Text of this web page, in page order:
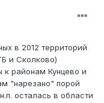
в 2012 территорий
и Сколково)
к районам Кунцево и
"нарезано" порой
осталась в области